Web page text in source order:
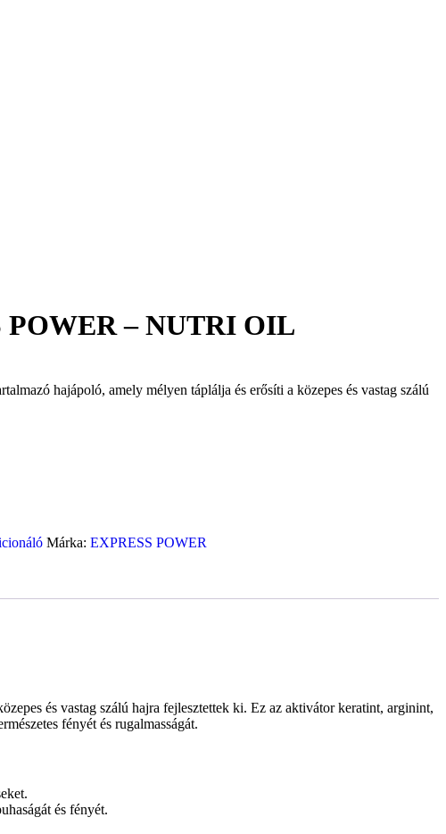
POWER – NUTRI OIL
hajápoló, amely mélyen táplálja és erősíti a közepes és vastag szálú
Márka: EXPRESS POWER
és vastag szálú hajra fejlesztettek ki. Ez az aktivátor keratint, arginint,
fényét és rugalmasságát.
és fényét.